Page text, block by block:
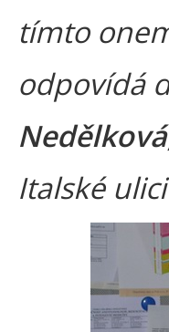
tímto
odpovídá
Nedělková
Italské